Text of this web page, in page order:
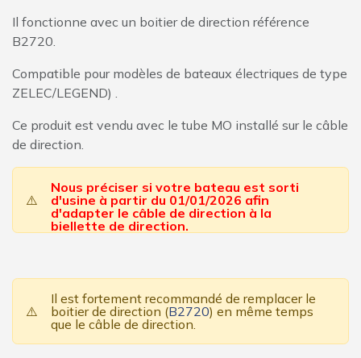
Il fonctionne avec un boitier de direction référence
B2720.
Compatible pour modèles de bateaux électriques de type
ZELEC/LEGEND) .
Ce produit est vendu avec le tube MO installé sur le câble
de direction.
⚠️
Nous préciser si votre bateau est sorti
d'usine à partir du 01/01/2026 afin
d'adapter le câble de direction à la
biellette de direction.
⚠️
Il est fortement recommandé de remplacer le
boitier de direction (B2720) en même temps
que le câble de direction.